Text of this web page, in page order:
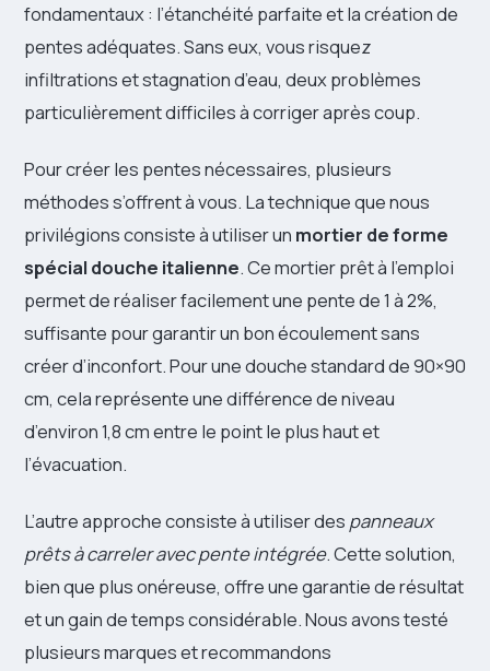
fondamentaux : l’étanchéité parfaite et la création de
pentes adéquates. Sans eux, vous risquez
infiltrations et stagnation d’eau, deux problèmes
particulièrement difficiles à corriger après coup.
Pour créer les pentes nécessaires, plusieurs
méthodes s’offrent à vous. La technique que nous
privilégions consiste à utiliser un mortier de forme
spécial douche italienne. Ce mortier prêt à l’emploi
permet de réaliser facilement une pente de 1 à 2%,
suffisante pour garantir un bon écoulement sans
créer d’inconfort. Pour une douche standard de 90×90
cm, cela représente une différence de niveau
d’environ 1,8 cm entre le point le plus haut et
l’évacuation.
L’autre approche consiste à utiliser des panneaux
prêts à carreler avec pente intégrée. Cette solution,
bien que plus onéreuse, offre une garantie de résultat
et un gain de temps considérable. Nous avons testé
plusieurs marques et recommandons